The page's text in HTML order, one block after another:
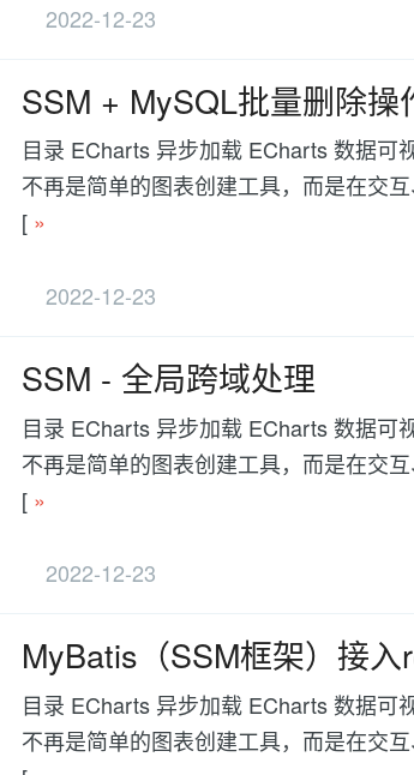
2022-12-23
SSM + MySQL批量删除操
目录 ECharts 异步加载 ECharts 数据可
不再是简单的图表创建工具，而是在交
[ »
2022-12-23
SSM - 全局跨域处理
目录 ECharts 异步加载 ECharts 数据可
不再是简单的图表创建工具，而是在交
[ »
2022-12-23
MyBatis（SSM框架）接入
目录 ECharts 异步加载 ECharts 数据可
不再是简单的图表创建工具，而是在交